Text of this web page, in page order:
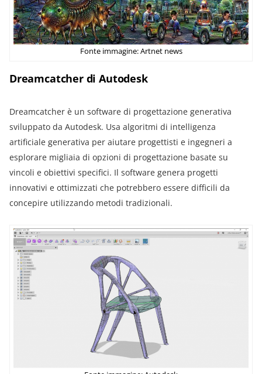
Fonte immagine: Artnet news
Dreamcatcher di Autodesk
Dreamcatcher è un software di progettazione generativa
sviluppato da Autodesk. Usa algoritmi di intelligenza
artificiale generativa per aiutare progettisti e ingegneri a
esplorare migliaia di opzioni di progettazione basate su
vincoli e obiettivi specifici. Il software genera progetti
innovativi e ottimizzati che potrebbero essere difficili da
concepire utilizzando metodi tradizionali.